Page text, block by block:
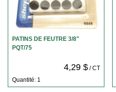
PATINS DE FEUTRE 3/8"
PQT/75
4,29 $/ CT
Quantité: 1